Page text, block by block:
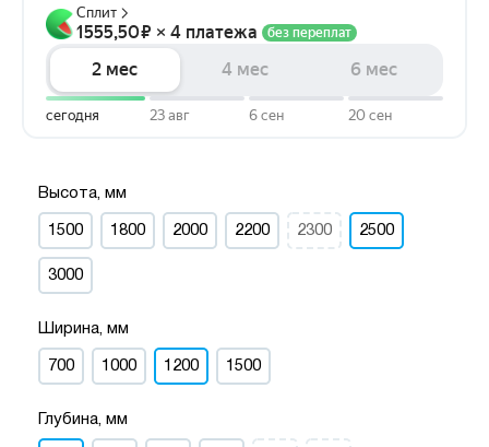
Высота, мм
1500 1800 2000 2200 2300 2500
3000
Ширина, мм
700 1000 1200 1500
Глубина, мм